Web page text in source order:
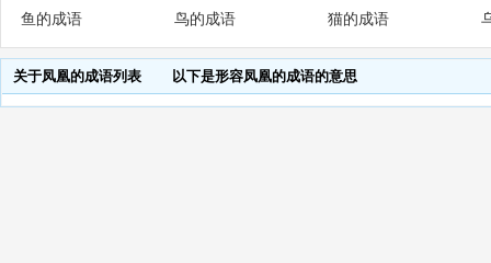
鱼的成语
鸟的成语 猫的成语
关于凤凰的成语列表 以下是形容凤凰的成语的意思